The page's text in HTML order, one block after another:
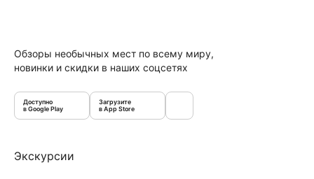
Обзоры необычных мест по всему миру,
новинки и скидки в наших соцсетях
Доступно
в Google Play
Загрузите
в App Store
Экскурсии